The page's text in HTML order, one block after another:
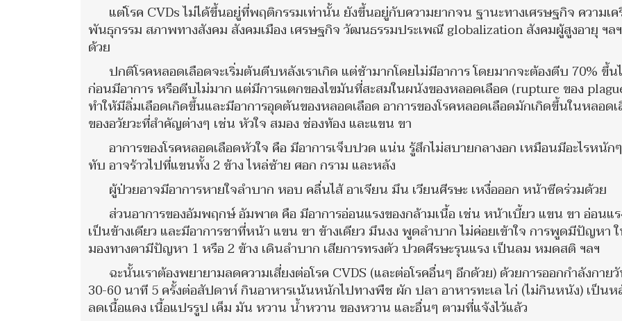
แต่โรค CVDs ไม่ได้ขึ้นอยู่ที่พฤติกรรมเท่านั้น ยังขึ้นอยู่กับความยากจน ฐานะทางเศรษฐกิจ ความเ
พันธุกรรม สภาพทางสังคม สังคมเมือง เศรษฐกิจ วัฒนธรรมประเพณี globalization สังคมผู้สูงอายุ ฯล
ด้วย
ปกติโรคหลอดเลือดจะเริ่มต้นตีบหลังเราเกิด แต่ช้ามากโดยไม่มีอาการ โดยมากจะต้องตีบ 70% ขึ้น
ก่อนมีอาการ หรือตีบไม่มาก แต่มีการแตกของไขมันที่สะสมในผนังของหลอดเลือด (rupture ของ
ทำให้มีลิ่มเลือดเกิดขึ้นและมีอาการอุดตันของหลอดเลือด อาการของโรคหลอดเลือดมักเกิดขึ้นในหลอด
ของอวัยวะที่สำคัญต่างๆ เช่น หัวใจ สมอง ช่องท้อง และแขน ขา
อาการของโรคหลอดเลือดหัวใจ คือ มีอาการเจ็บปวด แน่น รู้สึกไม่สบายกลางอก เหมือนมีอะไรหนัก
ทับ อาจร้าวไปที่แขนทั้ง 2 ข้าง ไหล่ซ้าย ศอก กราม และหลัง
ผู้ป่วยอาจมีอาการหายใจลำบาก หอบ คลื่นไส้ อาเจียน มึน เวียนศีรษะ เหงื่อออก หน้าซีดร่วมด้วย
ส่วนอาการของอัมพฤกษ์ อัมพาต คือ มีอาการอ่อนแรงของกล้ามเนื้อ เช่น หน้าเบี้ยว แขน ขา อ่อนแ
เป็นข้างเดียว และมีอาการชาที่หน้า แขน ขา ข้างเดียว มึนงง พูดลำบาก ไม่ค่อยเข้าใจ การพูดมีปัญหา
มองทางตามีปัญหา 1 หรือ 2 ข้าง เดินลำบาก เสียการทรงตัว ปวดศีรษะรุนแรง เป็นลม หมดสติ ฯลฯ
ฉะนั้นเราต้องพยายามลดความเสี่ยงต่อโรค CVDS (และต่อโรคอื่นๆ อีกด้วย) ด้วยการออกกำลังกาย
30-60 นาที 5 ครั้งต่อสัปดาห์ กินอาหารเน้นหนักไปทางพืช ผัก ปลา อาหารทะเล ไก่ (ไม่กินหนัง) เป็น
ลดเนื้อแดง เนื้อแปรรูป เค็ม มัน หวาน น้ำหวาน ของหวาน และอื่นๆ ตามที่แจ้งไว้แล้ว